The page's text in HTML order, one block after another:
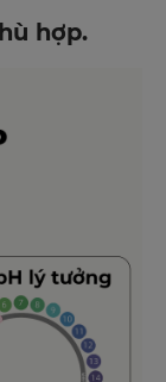
hợp.